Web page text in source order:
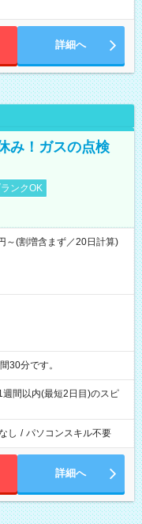
詳細へ
み！ガスの点検
ンクOK
(割増含まず／20日計算)
時間30分です。
間以内(最短2日目)のスピ
し / パソコンスキル不要
詳細へ